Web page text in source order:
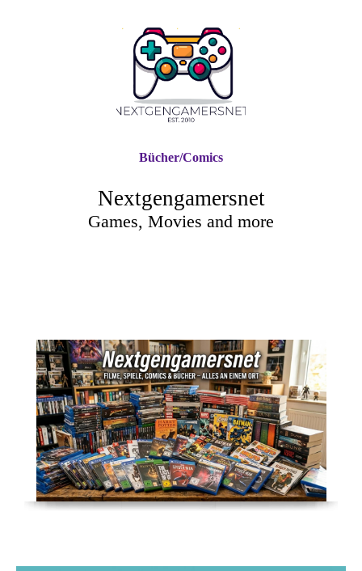
Nextgengamersnet
Games, Movies and more
Bücher/Comics